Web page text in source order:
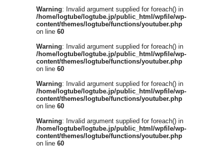
Warning: Invalid argument supplied for foreach() in
/home/logtube/logtube.jp/public_html/wpfile/wp-
content/themes/logtube/functions/youtuber.php
on line 60
Warning: Invalid argument supplied for foreach() in
/home/logtube/logtube.jp/public_html/wpfile/wp-
content/themes/logtube/functions/youtuber.php
on line 60
Warning: Invalid argument supplied for foreach() in
/home/logtube/logtube.jp/public_html/wpfile/wp-
content/themes/logtube/functions/youtuber.php
on line 60
Warning: Invalid argument supplied for foreach() in
/home/logtube/logtube.jp/public_html/wpfile/wp-
content/themes/logtube/functions/youtuber.php
on line 60